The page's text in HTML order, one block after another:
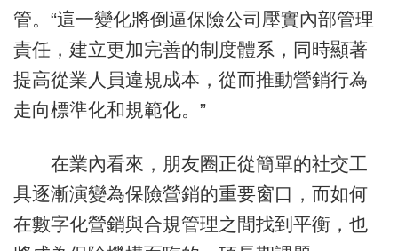
管。“這一變化將倒逼保險公司壓實內部管理
責任，建立更加完善的制度體系，同時顯著
提高從業人員違規成本，從而推動營銷行為
走向標準化和規範化。”
在業內看來，朋友圈正從簡單的社交工
具逐漸演變為保險營銷的重要窗口，而如何
在數字化營銷與合規管理之間找到平衡，也